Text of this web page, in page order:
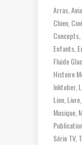
Arras
Chien
Concepts
Enfants
Fluide
Histoire
Inktober
Lion Livre
Musique
Série TV